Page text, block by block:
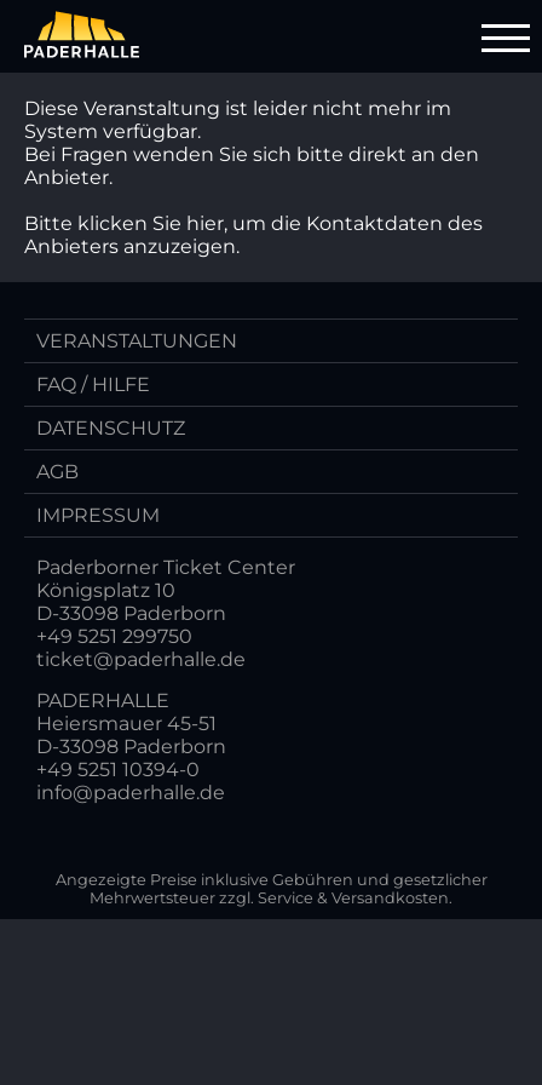
Diese Veranstaltung ist leider nicht mehr im
System verfügbar.
Bei Fragen wenden Sie sich bitte direkt an den
Anbieter.
Bitte klicken Sie hier, um die Kontaktdaten des
Anbieters anzuzeigen.
VERANSTALTUNGEN
FAQ / HILFE
DATENSCHUTZ
AGB
IMPRESSUM
Paderborner Ticket Center
Königsplatz 10
D-33098 Paderborn
+49 5251 299750
ticket@paderhalle.de
PADERHALLE
Heiersmauer 45-51
D-33098 Paderborn
+49 5251 10394-0
info@paderhalle.de
Angezeigte Preise inklusive Gebühren und gesetzlicher
Mehrwertsteuer zzgl. Service & Versandkosten.